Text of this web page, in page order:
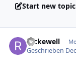
Start new topic
reckewell
Geschrieben